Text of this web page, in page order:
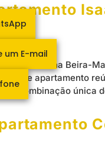
à venda na Beira-
este apartamento
combinação única
um E-mail